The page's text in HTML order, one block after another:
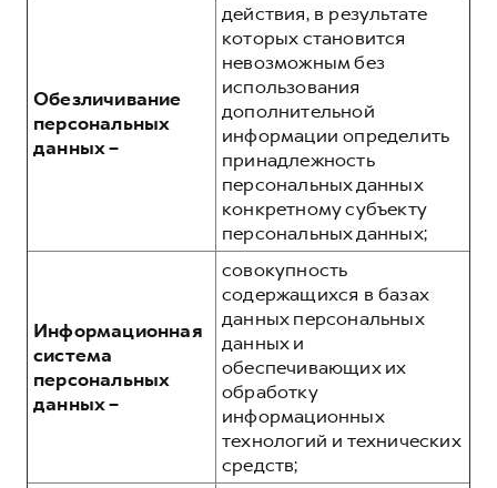
Обезличивание
персональных
данных –
действия, в результате
которых становится
невозможным без
использования
дополнительной
информации определить
принадлежность
персональных данных
конкретному субъекту
персональных данных;
Информационная
система
персональных
данных –
совокупность
содержащихся в базах
данных персональных
данных и
обеспечивающих их
обработку
информационных
технологий и технических
средств;